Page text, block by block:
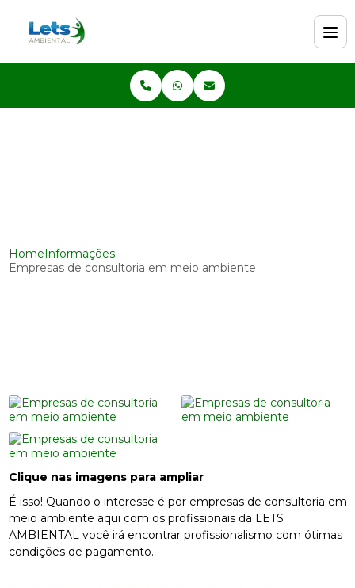
HomeInformações
Empresas de consultoria em meio ambiente
Clique nas imagens para ampliar
É isso! Quando o interesse é por empresas de consultoria em
meio ambiente aqui com os profissionais da LETS
AMBIENTAL você irá encontrar profissionalismo com ótimas
condições de pagamento.